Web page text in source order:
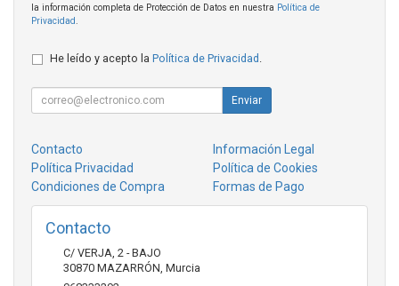
la información completa de Protección de Datos en nuestra Política de
Privacidad
He leído y acepto la Política de Privacidad
Enviar
Contacto
Información Legal
Política Privacidad
Política de Cookies
Condiciones de Compra
Formas de Pago
Contacto
C/ VERJA, 2 - BAJO
30870 MAZARRÓN Murcia